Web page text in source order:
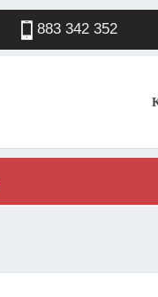
883 342 352